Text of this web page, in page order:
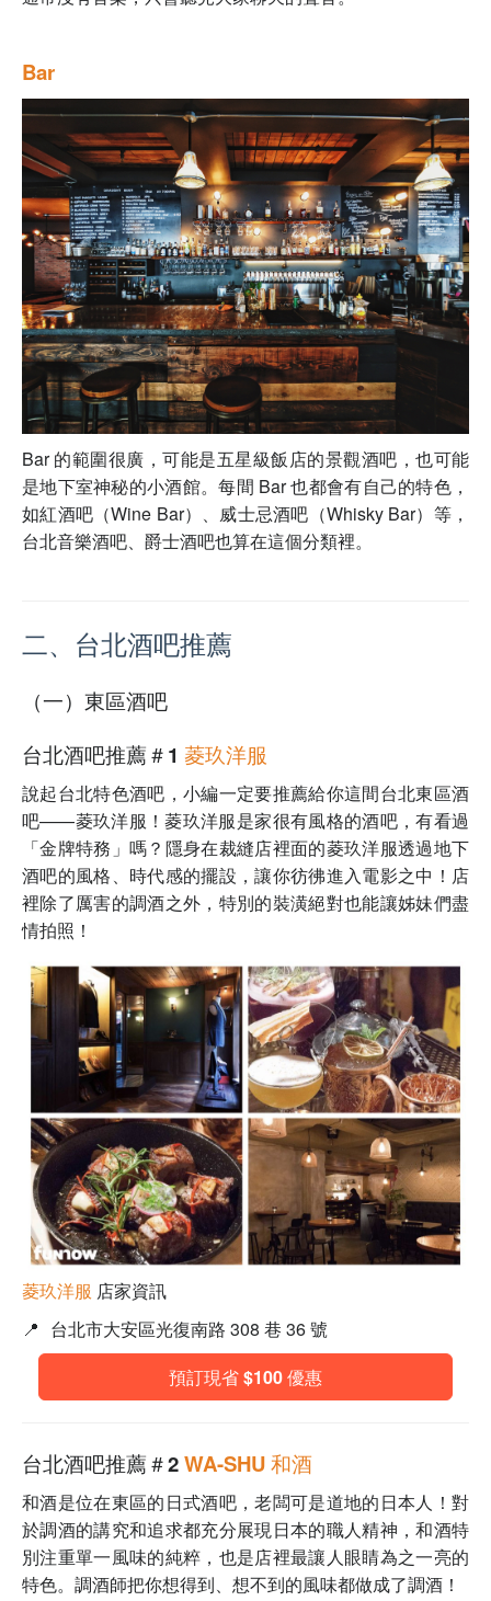
Bar
Bar 的範圍很廣，可能是五星級飯店的景觀酒吧，也可能
是地下室神秘的小酒館。每間 Bar 也都會有自己的特色，
如紅酒吧（Wine Bar）、威士忌酒吧（Whisky Bar）等，
台北音樂酒吧、爵士酒吧也算在這個分類裡。
二、台北酒吧推薦
（一）東區酒吧
台北酒吧推薦＃1 菱玖洋服
說起台北特色酒吧，小編一定要推薦給你這間台北東區酒
吧——菱玖洋服！菱玖洋服是家很有風格的酒吧，有看過
「金牌特務」嗎？隱身在裁縫店裡面的菱玖洋服透過地下
酒吧的風格、時代感的擺設，讓你彷彿進入電影之中！店
裡除了厲害的調酒之外，特別的裝潢絕對也能讓姊妹們盡
情拍照！
菱玖洋服 店家資訊
📍 台北市大安區光復南路 308 巷 36 號
預訂現省 $100 優惠
台北酒吧推薦＃2WA-SHU 和酒
和酒是位在東區的日式酒吧，老闆可是道地的日本人！對
於調酒的講究和追求都充分展現日本的職人精神，和酒特
別注重單一風味的純粹，也是店裡最讓人眼睛為之一亮的
特色。調酒師把你想得到、想不到的風味都做成了調酒！